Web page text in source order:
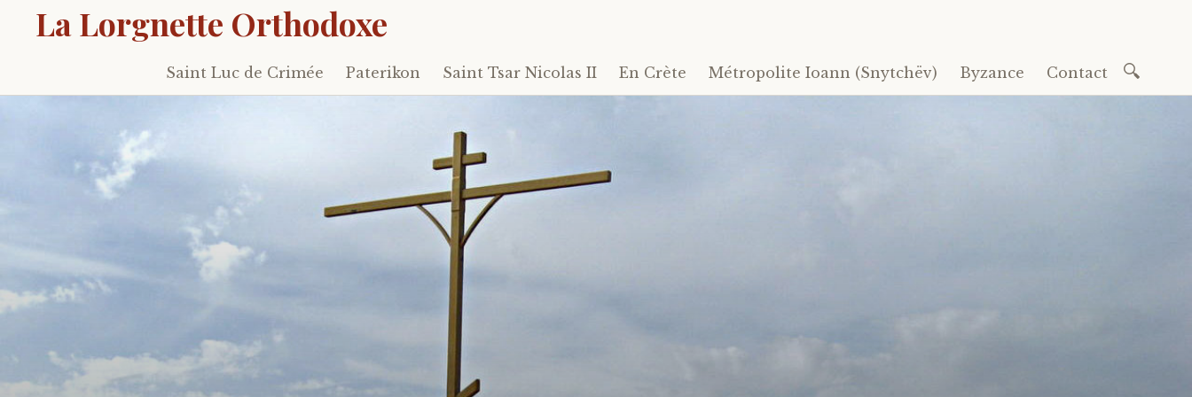
La Lorgnette Orthodoxe
Skip
to
Saint Luc de Crimée Paterikon Saint Tsar Nicolas II En Crète Métropolite Ioann (Snytchëv) Byzance Contact